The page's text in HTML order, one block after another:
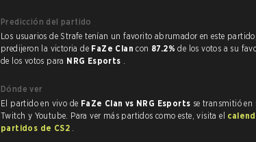
Predicción del partido
Los usuarios de Strafe tenían un favorito abrumador en este partido, y
predijeron la victoria de FaZe Clancon 87.2%de los votos a su
de los votos para NRG Esports .
Dónde ver
El partido en vivo de FaZe Clan vs NRG Esports se transmitió en
Twitch y Youtube. Para ver más partidos como este, visita el
partidos de CS2 .